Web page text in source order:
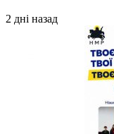
2 дні назад